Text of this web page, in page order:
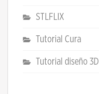
STLFLIX
Tutorial Cura
Tutorial diseño 3D